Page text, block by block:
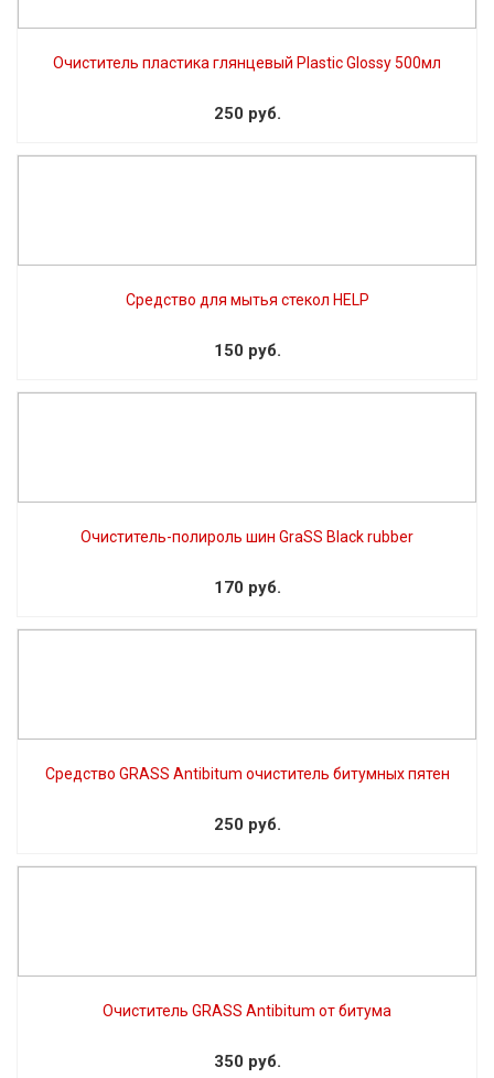
Очиститель пластика глянцевый Plastic Glossy 500мл
250 руб.
Средство для мытья стекол HELP
150 руб.
Очиститель-полироль шин GraSS Black rubber
170 руб.
Средство GRASS Antibitum очиститель битумных пятен
250 руб.
Очиститель GRASS Antibitum от битума
350 руб.